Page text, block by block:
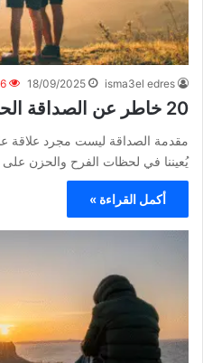
isma3el edres
18/09/2025
20 خاطر عن الصداقة الحقيقية
مقدمة الصداقة ليست مجرد علاقة
يُعيننا في لحظات الفرح والحزن
أكمل القراءة »